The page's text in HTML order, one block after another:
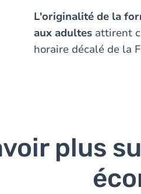
L'originalité de la
aux adultes attirent
horaire décalé de la
plus